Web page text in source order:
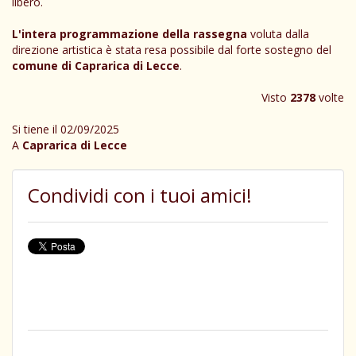
L'intera programmazione della rassegna voluta dalla
direzione artistica è stata resa possibile dal forte sostegno del
comune di Caprarica di Lecce.
Visto 2378 volte
Si tiene il 02/09/2025
A Caprarica di Lecce
Condividi con i tuoi amici!